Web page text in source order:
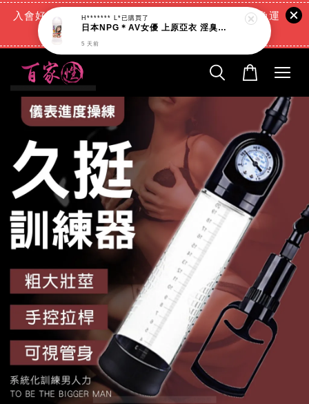
入會好禮:(消費滿888元=現折88元)+(滿666元超商免運
費)+(交易完成再送現金回饋)
H******* L*已購買了
日本NPG＊AV女優 上原亞衣 淫臭潤滑液_200ml
5 天前